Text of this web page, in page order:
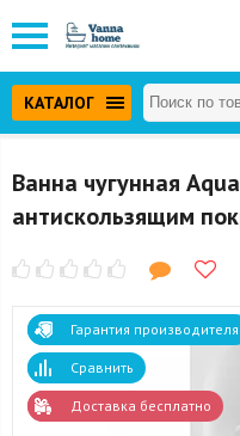
КАТАЛОГ
Ванна чугунная
антискользящим
Гарантия производителя
Сравнить
Доставка бесплатно